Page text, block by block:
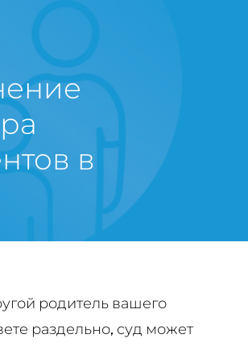
в
родитель вашего
раздельно, суд может